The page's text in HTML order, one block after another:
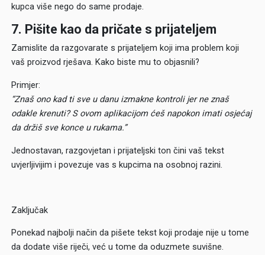
kupca više nego do same prodaje.
7. Pišite kao da pričate s prijateljem
Zamislite da razgovarate s prijateljem koji ima problem koji
vaš proizvod rješava. Kako biste mu to objasnili?
Primjer:
“Znaš ono kad ti sve u danu izmakne kontroli jer ne znaš
odakle krenuti? S ovom aplikacijom ćeš napokon imati osjećaj
da držiš sve konce u rukama.”
Jednostavan, razgovjetan i prijateljski ton čini vaš tekst
uvjerljivijim i povezuje vas s kupcima na osobnoj razini.
Zaključak
Ponekad najbolji način da pišete tekst koji prodaje nije u tome
da dodate više riječi, već u tome da oduzmete suvišne.